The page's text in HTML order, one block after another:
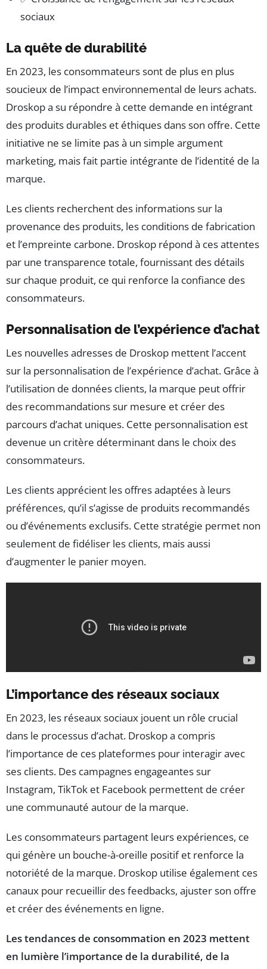
sociaux
La quête de durabilité
En 2023, les consommateurs sont de plus en plus
soucieux de l’impact environnemental de leurs achats.
Droskop a su répondre à cette demande en intégrant
des produits durables et éthiques dans son offre. Cette
initiative ne se limite pas à un simple argument
marketing, mais fait partie intégrante de l’identité de la
marque.
Les clients recherchent des informations sur la
provenance des produits, les conditions de fabrication
et l’empreinte carbone. Droskop répond à ces attentes
par une transparence totale, fournissant des détails
sur chaque produit, ce qui renforce la confiance des
consommateurs.
Personnalisation de l’expérience d’achat
Les nouvelles adresses de Droskop mettent l’accent
sur la personnalisation de l’expérience d’achat. Grâce à
l’utilisation de données clients, la marque peut offrir
des recommandations sur mesure et créer des
parcours d’achat uniques. Cette personnalisation est
devenue un critère déterminant dans le choix des
consommateurs.
Les clients apprécient les offres adaptées à leurs
préférences, qu’il s’agisse de produits recommandés
ou d’événements exclusifs. Cette stratégie permet non
seulement de fidéliser les clients, mais aussi
d’augmenter le panier moyen.
L’importance des réseaux sociaux
En 2023, les réseaux sociaux jouent un rôle crucial
dans le processus d’achat. Droskop a compris
l’importance de ces plateformes pour interagir avec
ses clients. Des campagnes engageantes sur
Instagram, TikTok et Facebook permettent de créer
une communauté autour de la marque.
Les consommateurs partagent leurs expériences, ce
qui génère un bouche-à-oreille positif et renforce la
notoriété de la marque. Droskop utilise également ces
canaux pour recueillir des feedbacks, ajuster son offre
et créer des événements en ligne.
Les tendances de consommation en 2023 mettent
en lumière l’importance de la durabilité, de la